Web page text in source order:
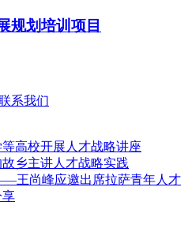
规划培训项目
系我们
高校开展人才战略讲座
乡主讲人才战略实践
王尚峰应邀出席拉萨青年人才
享